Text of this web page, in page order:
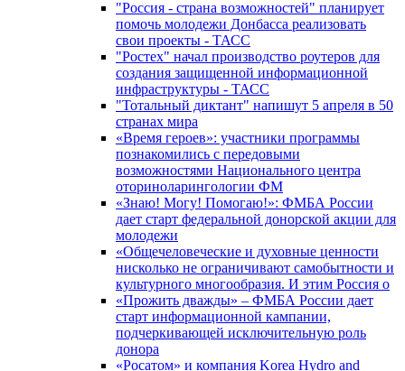
"Россия - страна возможностей" планирует
помочь молодежи Донбасса реализовать
свои проекты - ТАСС
"Ростех" начал производство роутеров для
создания защищенной информационной
инфраструктуры - ТАСС
"Тотальный диктант" напишут 5 апреля в 50
странах мира
«Время героев»: участники программы
познакомились с передовыми
возможностями Национального центра
оториноларингологии ФМ
«Знаю! Могу! Помогаю!»: ФМБА России
дает старт федеральной донорской акции для
молодежи
«Общечеловеческие и духовные ценности
нисколько не ограничивают самобытности и
культурного многообразия. И этим Россия о
«Прожить дважды» – ФМБА России дает
старт информационной кампании,
подчеркивающей исключительную роль
донора
«Росатом» и компания Korea Hydro and